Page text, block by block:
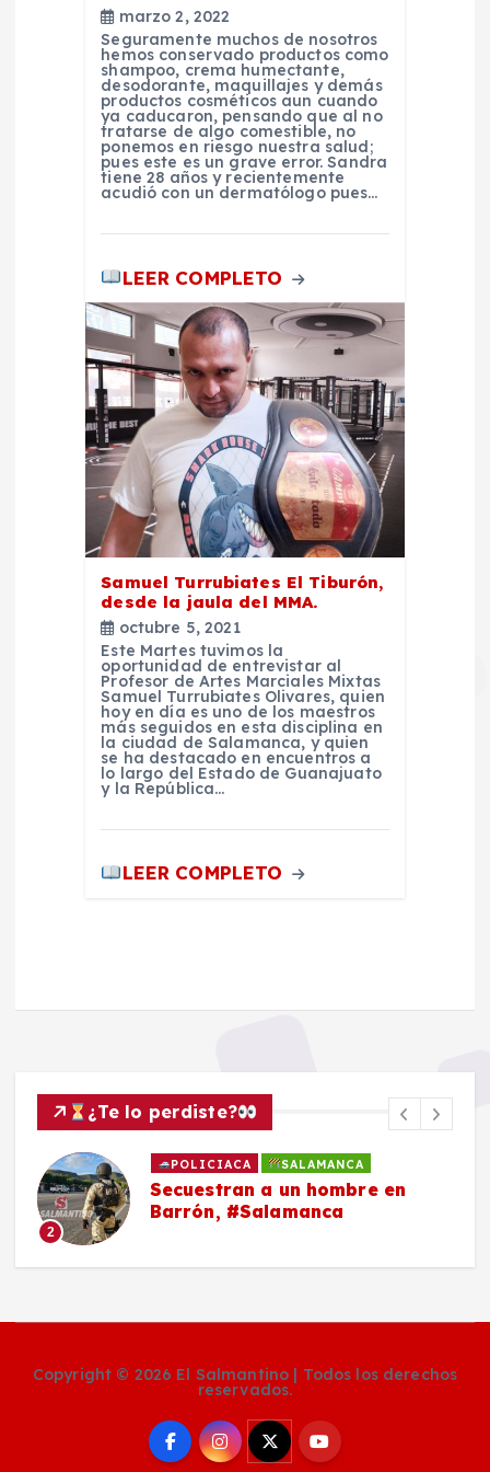
marzo 2, 2022
Seguramente muchos de nosotros
hemos conservado productos como
shampoo, crema humectante,
desodorante, maquillajes y demás
productos cosméticos aun cuando
ya caducaron, pensando que al no
tratarse de algo comestible, no
ponemos en riesgo nuestra salud;
pues este es un grave error. Sandra
tiene 28 años y recientemente
acudió con un dermatólogo pues…
LEER COMPLETO
Samuel Turrubiates El Tiburón,
desde la jaula del MMA.
octubre 5, 2021
Este Martes tuvimos la
oportunidad de entrevistar al
Profesor de Artes Marciales Mixtas
Samuel Turrubiates Olivares, quien
hoy en día es uno de los maestros
más seguidos en esta disciplina en
la ciudad de Salamanca, y quien
se ha destacado en encuentros a
lo largo del Estado de Guanajuato
y la República…
LEER COMPLETO
¿Te lo perdiste?
2
POLICIACA SALAMANCA
Secuestran a un hombre en
Barrón, #Salamanca
Copyright © 2026 El Salmantino | Todos los derechos
reservados.